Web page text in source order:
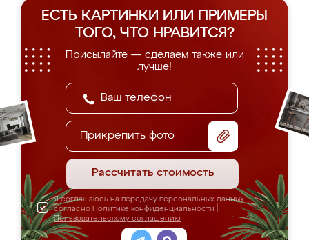
ЕСТЬ КАРТИНКИ ИЛИ ПРИМЕРЫ
ТОГО, ЧТО НРАВИТСЯ?
Присылайте — сделаем также или
лучше!
Прикрепить фото
Рассчитать стоимость
Я соглашаюсь на передачу персональных данных
согласно Политике конфиденциальности
Пользовательскому соглашению